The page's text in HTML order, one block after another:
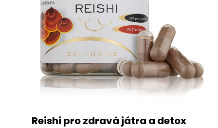
Reishi pro zdravá játra a detox